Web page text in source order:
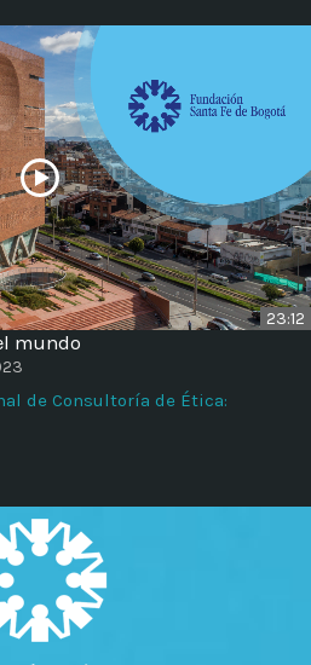
23:12
mundo
de Consultoría de Ética: